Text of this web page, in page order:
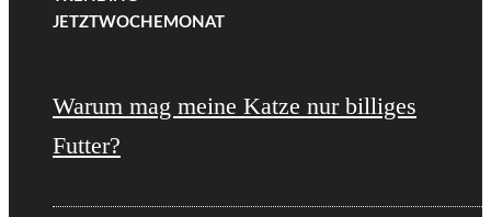
JETZTWOCHE MONAT
Warum mag meine Katze nur billiges
Futter?